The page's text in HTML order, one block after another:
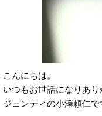
こんにちは。
いつもお世話になりあり
ジェンティの小澤頼仁で